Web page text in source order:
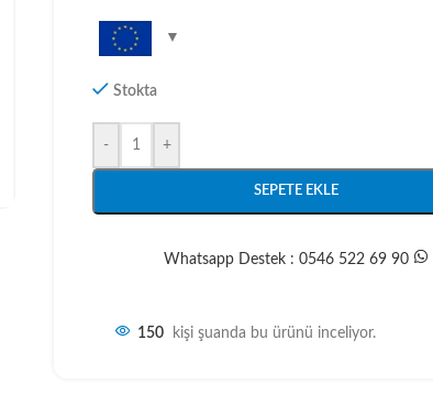
Stokta
- +
SEPETE EKLE
Whatsapp Destek : 0546 522 69 90
150 kişi şuanda bu ürünü inceliyor.